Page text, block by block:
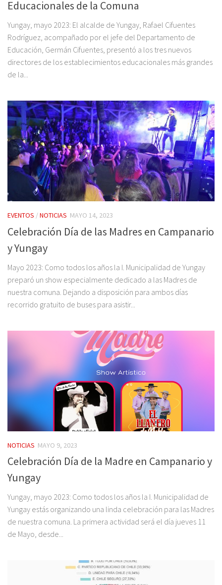
Educacionales de la Comuna
Yungay, mayo 2023: El alcalde de Yungay, Rafael Cifuentes
Rodríguez, acompañado por el jefe del Departamento de
Educación, Germán Cifuentes, presentó a los tres nuevos
directores de los establecimientos educacionales más grandes
de la...
EVENTOS /NOTICIAS MAYO 14, 2023
Celebración Día de las Madres en Campanario
y Yungay
Mayo 2023: Como todos los años la I. Municipalidad de Yungay
preparó un show especialmente dedicado a las Madres de
nuestra comuna. Dejando a disposición para ambos días
recorrido gratuito de buses para asistir...
NOTICIAS MAYO 9, 2023
Celebración Día de la Madre en Campanario y
Yungay
Yungay, mayo 2023: Como todos los años la I. Municipalidad de
Yungay estás organizando una linda celebración para las Madres
de nuestra comuna. La primera actividad será el día jueves 11
de Mayo, desde...